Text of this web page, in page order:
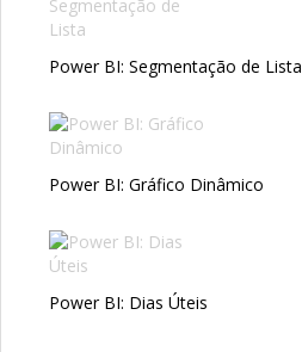
Power BI: Segmentação de Lista
Power BI: Gráfico Dinâmico
Power BI: Dias Úteis